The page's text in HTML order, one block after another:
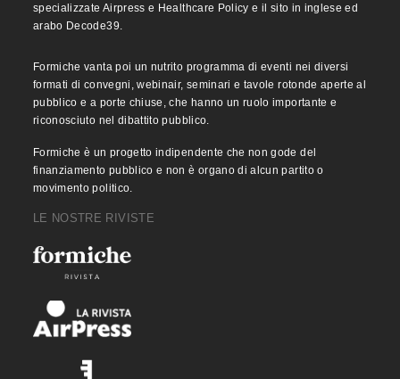
specializzate Airpress e Healthcare Policy e il sito in inglese ed
arabo Decode39.
Formiche vanta poi un nutrito programma di eventi nei diversi
formati di convegni, webinair, seminari e tavole rotonde aperte al
pubblico e a porte chiuse, che hanno un ruolo importante e
riconosciuto nel dibattito pubblico.
Formiche è un progetto indipendente che non gode del
finanziamento pubblico e non è organo di alcun partito o
movimento politico.
LE NOSTRE RIVISTE